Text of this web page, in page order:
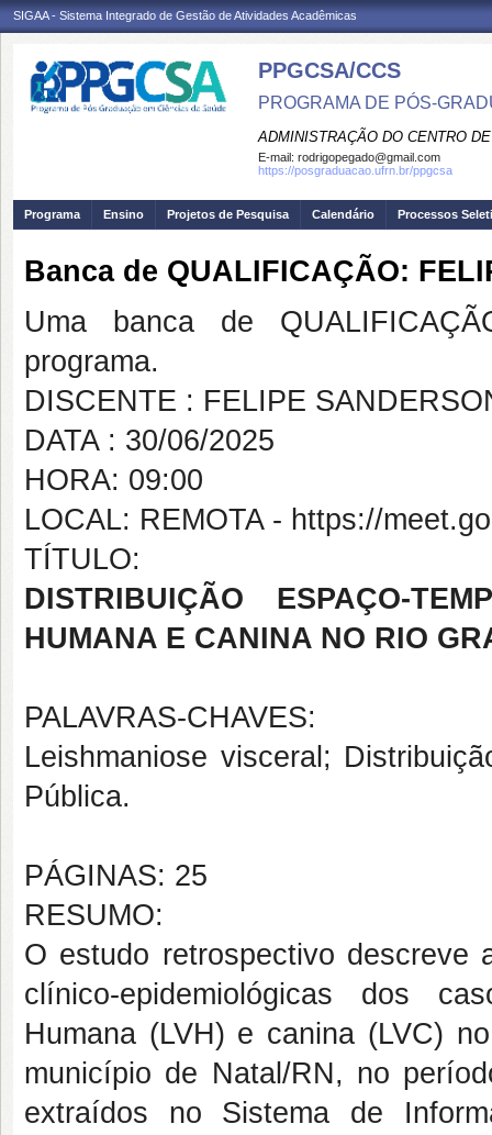
SIGAA - Sistema Integrado de Gestão de Atividades Acadêmicas
PPGCSA/CCS
PROGRAMA DE PÓS-
ADMINISTRAÇÃO DO CENTRO
E-mail: rodrigopegado@gmail.com
https://posgraduacao.ufrn.br/ppgcsa
Programa Ensino Projetos de Pesquisa Calendário Processos
Banca de QUALIFICAÇÃO:
Uma banca de
programa.
DISCENTE : FELIPE
DATA : 30/06/2025
HORA: 09:00
LOCAL: REMOTA - https://
TÍTULO:
DISTRIBUIÇÃO ESPAÇO-
HUMANA E CANINA NO RIO
PALAVRAS-CHAVES:
Leishmaniose visceral;
Pública.
PÁGINAS: 25
RESUMO:
O estudo retrospectivo descreve
clínico-epidemiológicas dos
Humana (LVH) e canina (LVC)
município de Natal/RN, no
extraídos no Sistema de